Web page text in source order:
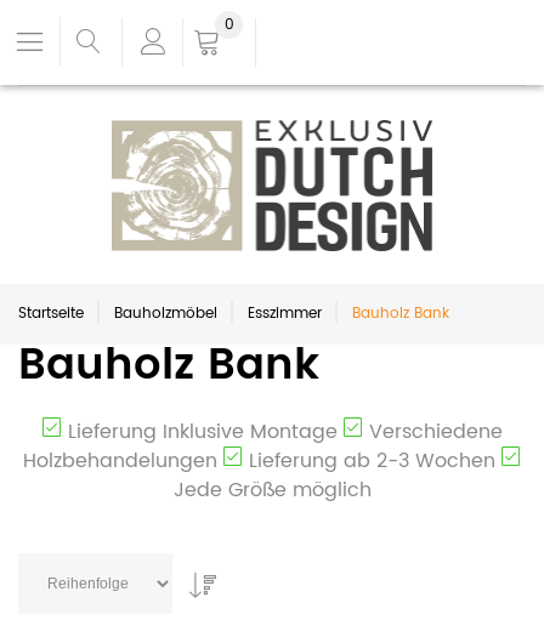
0
Startseite Bauholzmöbel Esszimmer Bauholz Bank
Bauholz Bank
Lieferung Inklusive Montage
Verschiedene
Holzbehandelungen
Lieferung ab 2-3 Wochen
Jede Größe möglich